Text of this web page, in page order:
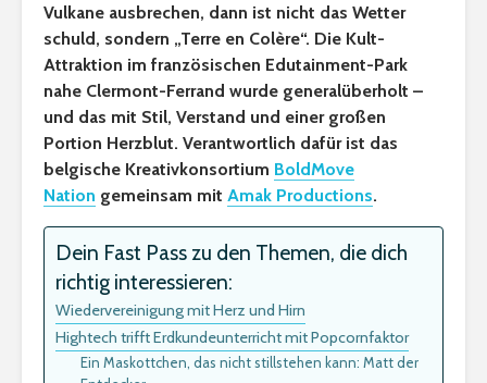
Vulkane ausbrechen, dann ist nicht das Wetter
schuld, sondern „Terre en Colère“. Die Kult-
Attraktion im französischen Edutainment-Park
nahe Clermont-Ferrand wurde generalüberholt –
und das mit Stil, Verstand und einer großen
Portion Herzblut. Verantwortlich dafür ist das
belgische Kreativkonsortium BoldMove
Nation gemeinsam mit Amak Productions.
Dein Fast Pass zu den Themen, die dich
richtig interessieren:
Wiedervereinigung mit Herz und Hirn
Hightech trifft Erdkundeunterricht mit Popcornfaktor
Ein Maskottchen, das nicht stillstehen kann: Matt der